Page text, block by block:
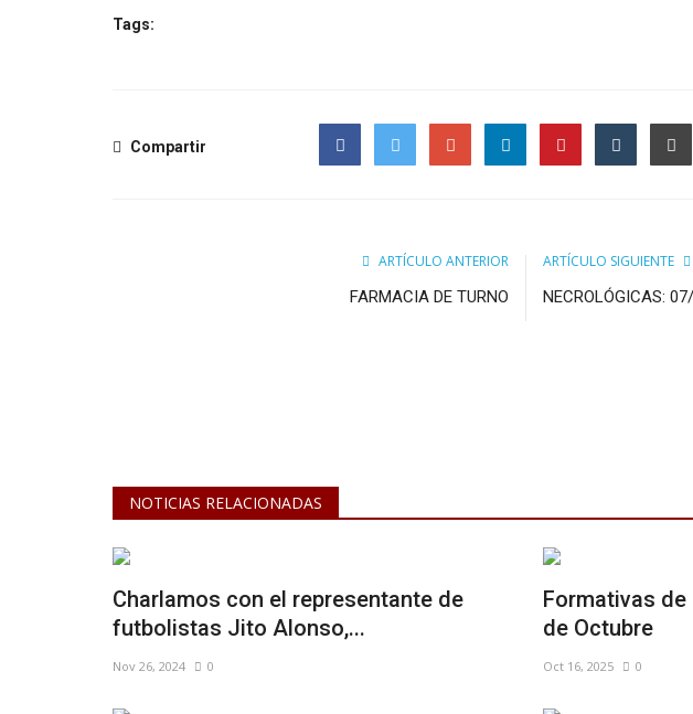
Tags:
Compartir
ARTÍCULO ANTERIOR
FARMACIA DE TURNO
ARTÍCULO SIGUIENTE
NECROLÓGICAS:
NOTICIAS RELACIONADAS
Charlamos con el representante de
futbolistas Jito Alonso,...
Nov 26, 2024 0
Formativas de
de Octubre
Oct 16, 2025 0